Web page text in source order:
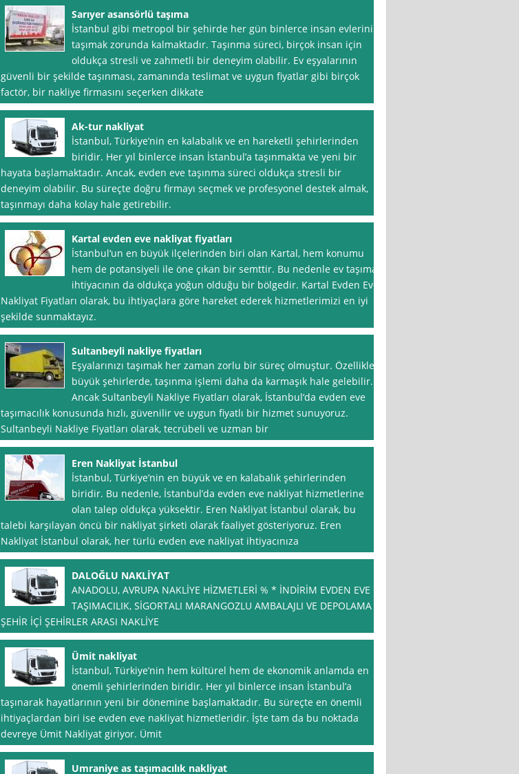
Sarıyer asansörlü taşıma
İstanbul gibi metropol bir şehirde her gün binlerce insan evlerini
taşımak zorunda kalmaktadır. Taşınma süreci, birçok insan için
oldukça stresli ve zahmetli bir deneyim olabilir. Ev eşyalarının
güvenli bir şekilde taşınması, zamanında teslimat ve uygun fiyatlar gibi birçok
factör, bir nakliye firmasını seçerken dikkate
Ak-tur nakliyat
İstanbul, Türkiye’nin en kalabalık ve en hareketli şehirlerinden
biridir. Her yıl binlerce insan İstanbul’a taşınmakta ve yeni bir
hayata başlamaktadır. Ancak, evden eve taşınma süreci oldukça stresli bir
deneyim olabilir. Bu süreçte doğru firmayı seçmek ve profesyonel destek almak,
taşınmayı daha kolay hale getirebilir.
Kartal evden eve nakliyat fiyatları
İstanbul‘un en büyük ilçelerinden biri olan Kartal, hem konumu
hem de potansiyeli ile öne çıkan bir semttir. Bu nedenle ev taşıma
ihtiyacının da oldukça yoğun olduğu bir bölgedir. Kartal Evden Eve
Nakliyat Fiyatları olarak, bu ihtiyaçlara göre hareket ederek hizmetlerimizi en iyi
şekilde sunmaktayız.
Sultanbeyli nakliye fiyatları
Eşyalarınızı taşımak her zaman zorlu bir süreç olmuştur. Özellikle
büyük şehirlerde, taşınma işlemi daha da karmaşık hale gelebilir.
Ancak Sultanbeyli Nakliye Fiyatları olarak, İstanbul‘da evden eve
taşımacılık konusunda hızlı, güvenilir ve uygun fiyatlı bir hizmet sunuyoruz.
Sultanbeyli Nakliye Fiyatları olarak, tecrübeli ve uzman bir
Eren Nakliyat İstanbul
İstanbul, Türkiye’nin en büyük ve en kalabalık şehirlerinden
biridir. Bu nedenle, İstanbul’da evden eve nakliyat hizmetlerine
olan talep oldukça yüksektir. Eren Nakliyat İstanbul olarak, bu
talebi karşılayan öncü bir nakliyat şirketi olarak faaliyet gösteriyoruz. Eren
Nakliyat İstanbul olarak, her türlü evden eve nakliyat ihtiyacınıza
DALOĞLU NAKLİYAT
ANADOLU, AVRUPA NAKLİYE HİZMETLERİ % * İNDİRİM EVDEN EVE
TAŞIMACILIK, SİGORTALI MARANGOZLU AMBALAJLI VE DEPOLAMA
ŞEHİR İÇİ ŞEHİRLER ARASI NAKLİYE
Ümit nakliyat
İstanbul, Türkiye’nin hem kültürel hem de ekonomik anlamda en
önemli şehirlerinden biridir. Her yıl binlerce insan İstanbul’a
taşınarak hayatlarının yeni bir dönemine başlamaktadır. Bu süreçte en önemli
ihtiyaçlardan biri ise evden eve nakliyat hizmetleridir. İşte tam da bu noktada
devreye Ümit Nakliyat giriyor. Ümit
Umraniye as taşımacılık nakliyat